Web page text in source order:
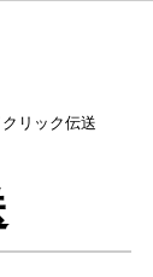
リック伝送